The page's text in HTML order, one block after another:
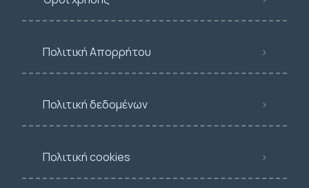
Πολιτική Απορρήτου
Πολιτική δεδομένων
Πολιτική cookies